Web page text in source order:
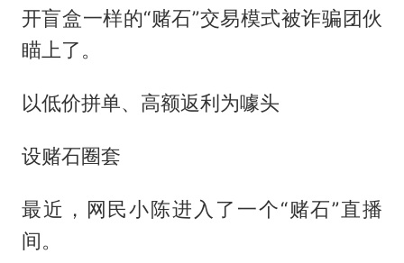
开盲盒一样的“赌石”交易模式被诈骗团伙
瞄上了。
以低价拼单、高额返利为噱头
设赌石圈套
最近，网民小陈进入了一个“赌石”直播
间。